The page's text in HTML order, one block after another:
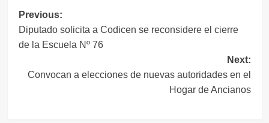
Navegación
de
Previous:
Diputado solicita a Codicen se reconsidere el cierre
de la Escuela Nº 76
Next:
Convocan a elecciones de nuevas autoridades en el
Hogar de Ancianos